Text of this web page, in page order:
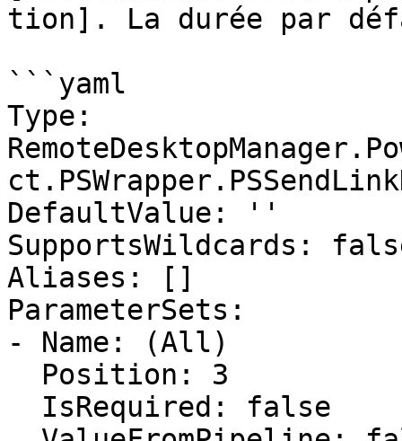
tion]. La durée par
```yaml
Type:
DefaultValue: ''
SupportsWildcards:
Aliases: []
ParameterSets:
- Name: (All)